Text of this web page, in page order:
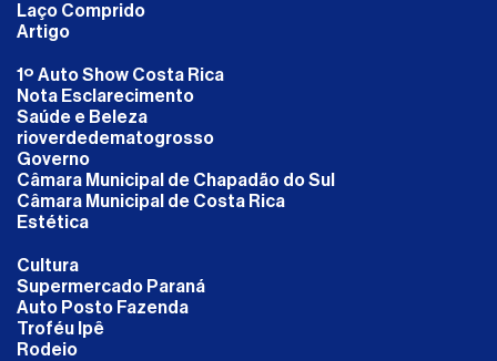
Laço Comprido
Artigo
1º Auto Show Costa Rica
Nota Esclarecimento
Saúde e Beleza
rioverdedematogrosso
Governo
Câmara Municipal de Chapadão do Sul
Câmara Municipal de Costa Rica
Estética
Cultura
Supermercado Paraná
Auto Posto Fazenda
Troféu Ipê
Rodeio